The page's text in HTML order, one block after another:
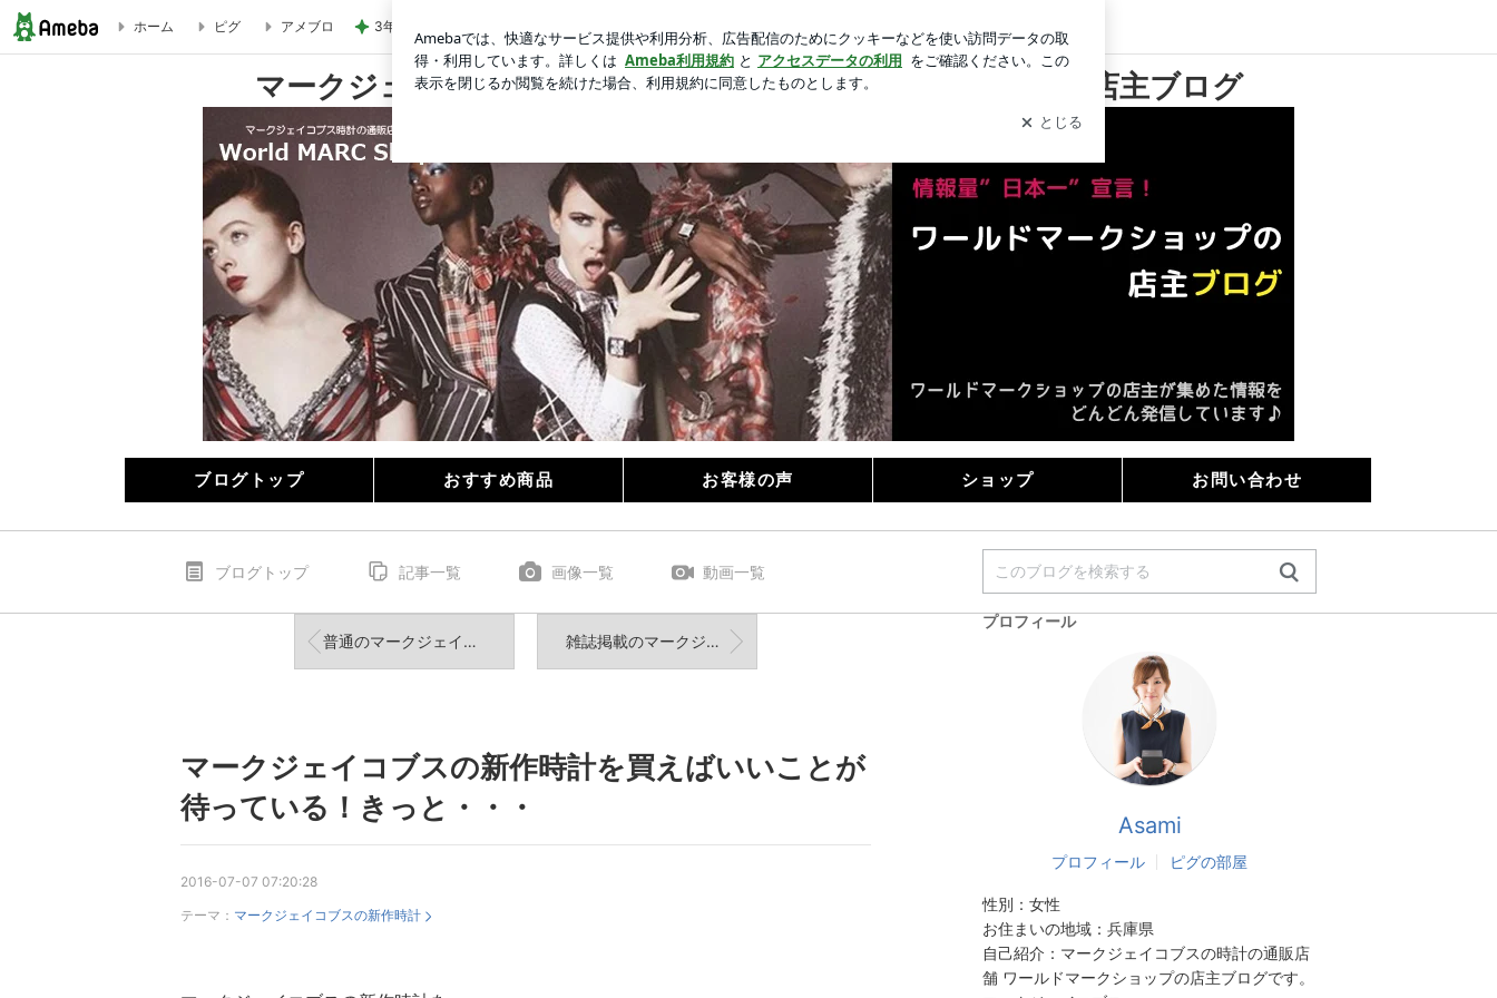
マークジェイコブスの新作時計を買えばいいことが待っている！きっと・・・ | マークジェイコブスの時計通販のワールドマークショップの店主ブログ
ホーム ピグ アメブロ 3年間も放置していた退職金請求 ログイン
マークジェイコブスの時計通販のワールドマークショップの店主ブログ
ブログトップ 記事一覧 画像一覧 動画一覧
普通のマークジェイコブスのMBM1269ならここまで紹介しません！ 雑誌掲載のマークジェイコブスのペアウォッチ！
マークジェイコブスの新作時計を買えばいいことが
待っている！きっと・・・
2016-07-07 07:20:28
テーマ： マークジェイコブスの新作時計
プロフィール
Asami
プロフィール ピグの部屋
性別： 女性
お住まいの地域： 兵庫県
自己紹介： マークジェイコブスの時計の通販店
舗 ワールドマークショップの店主ブログです。
ブログトップ おすすめ商品 お客様の声 ショップ お問い合わせ